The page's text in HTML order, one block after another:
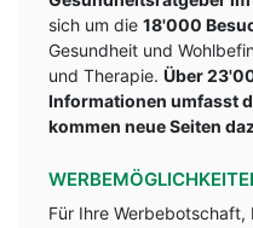
sich um die 18'000
Gesundheit und
und Therapie. Über
Informationen umfasst
kommen neue Seiten
Für Ihre Werbebotschaft,